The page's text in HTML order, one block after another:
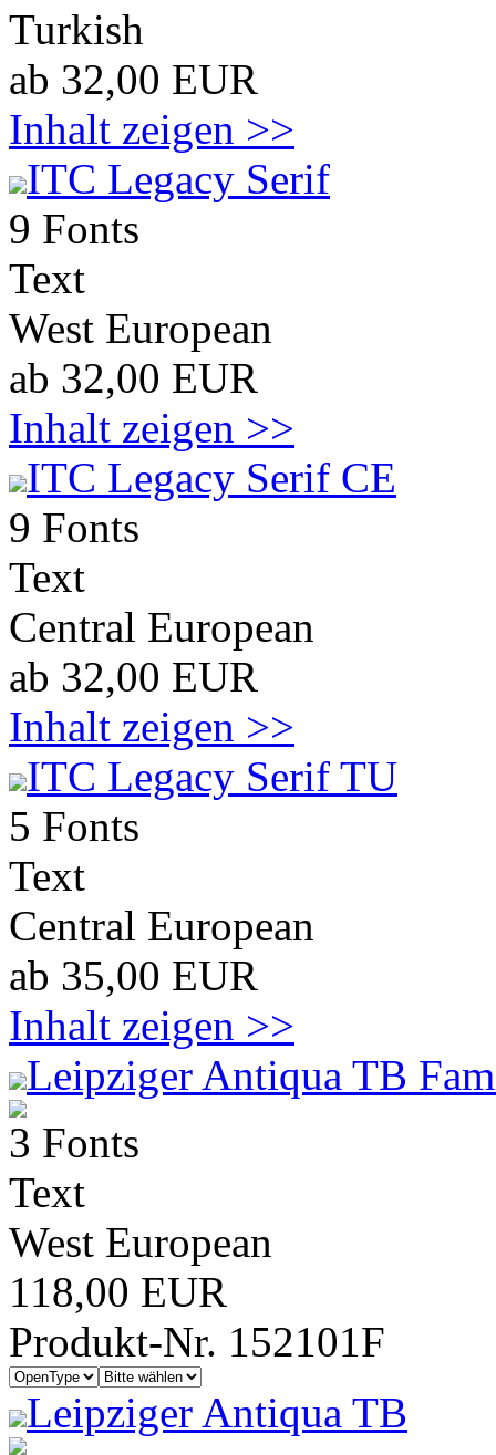
Turkish
ab 32,00 EUR
Inhalt zeigen >>
ITC Legacy Serif
9 Fonts
Text
West European
ab 32,00 EUR
Inhalt zeigen >>
ITC Legacy Serif CE
9 Fonts
Text
Central European
ab 32,00 EUR
Inhalt zeigen >>
ITC Legacy Serif TU
5 Fonts
Text
Central European
ab 35,00 EUR
Inhalt zeigen >>
Leipziger Antiqua TB
3 Fonts
Text
West European
118,00 EUR
Produkt-Nr. 152101F
Leipziger Antiqua TB